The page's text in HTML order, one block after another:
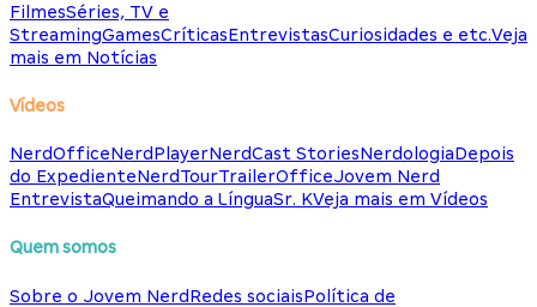
FilmesSéries, TV e
StreamingGamesCríticasEntrevistasCuriosidades e etc.Veja
mais em Notícias
Vídeos
NerdOfficeNerdPlayerNerdCast StoriesNerdologiaDepois
do ExpedienteNerdTourTrailerOfficeJovem Nerd
EntrevistaQueimando a LínguaSr. KVeja mais em Vídeos
Quem somos
Sobre o Jovem NerdRedes sociaisPolítica de